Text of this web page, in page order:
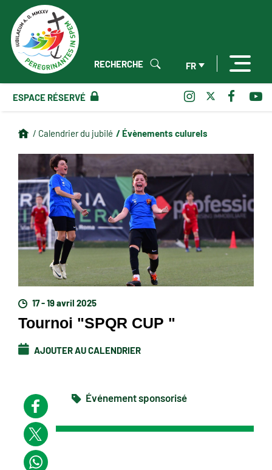
FR
RECHERCHE
ESPACE RÉSERVÉ
/ Calendrier du jubilé / Évènements culurels
17 - 19 avril 2025
Tournoi "SPQR CUP "
AJOUTER AU CALENDRIER
Événement sponsorisé